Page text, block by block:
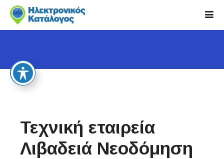
i
Τεχνική εταιρεία
Λιβαδειά Νεοδόμηση